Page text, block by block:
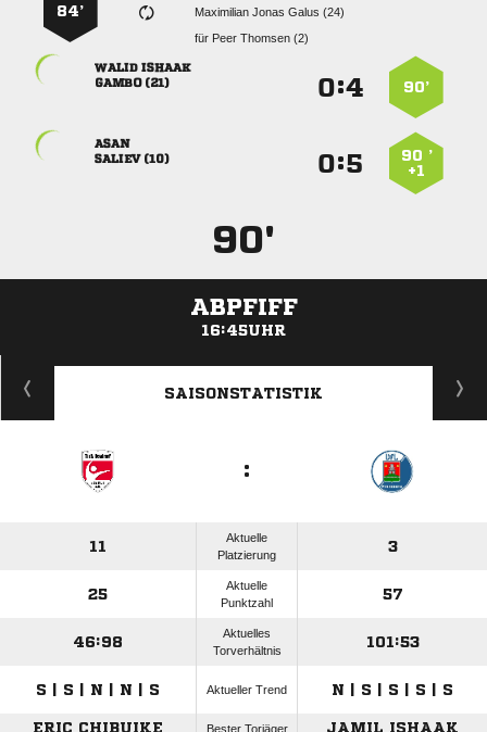
   
für   
84’
90’
:
 
 
90 ’
+1
:

 
90'
ABPFIFF
16:45UHR
ANZEIGE
SAISONSTATISTIK
:
11
Aktuelle
Platzierung
3
25
Aktuelle
Punktzahl
57
46:98
Aktuelles
Torverhältnis
101:53
S | S | N | N | S Aktueller Trend N | S | S | S | S
ERIC CHIBUIKE Bester Torjäger JAMIL ISHAAK